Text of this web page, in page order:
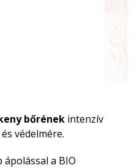
bőrének intenzív
védelmére.
a BIO